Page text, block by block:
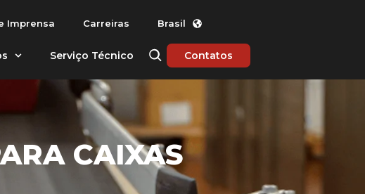
Imprensa Carreiras Brasil
Serviço Técnico Contatos
CAIXAS